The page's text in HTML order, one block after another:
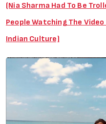
(Nia Sharma Had To Be
People Watching The
Indian Culture)